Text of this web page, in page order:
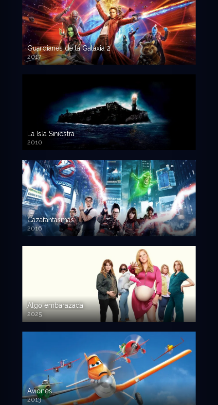
Guardianes de la Galaxia 2
2017
720p HD
La Isla Siniestra
2010
720p HD
Cazafantasmas
2016
720p HD
Algo embarazada
2025
720p HD
Aviones
2013